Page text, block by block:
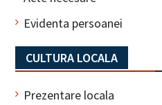
Evidenta persoanei
CULTURA LOCALA
Prezentare locala